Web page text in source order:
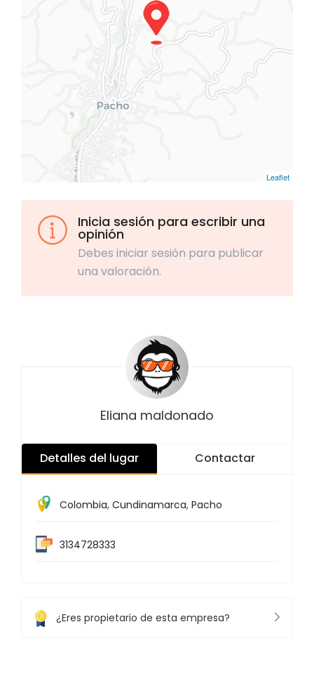
Leaflet
Inicia sesión para escribir una
opinión
Debes iniciar sesión para publicar
una valoración.
Eliana maldonado
Detalles del lugar Contactar
Colombia, Cundinamarca, Pacho
3134728333
¿Eres propietario de esta empresa?